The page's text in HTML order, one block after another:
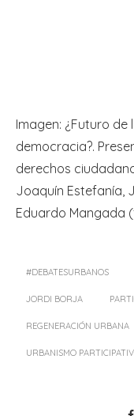
Imagen: ¿Futuro
democracia?.
derechos
Joaquín Estefanía,
Eduardo Mangada
#DEBATESURBANOS
JORDI BORJA
REGENERACIÓN URBANA
URBANISMO